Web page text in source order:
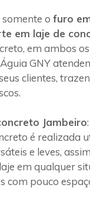
o furo
em laje de
em ambos
GNY
clientes,
Jambeiro
é realizada
e leves,
em qualquer
com pouco